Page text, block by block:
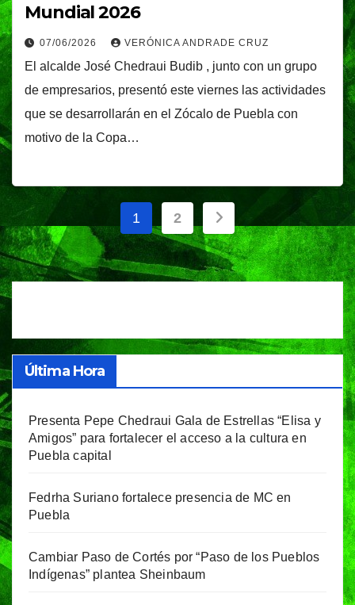
Mundial 2026
07/06/2026 VERÓNICA ANDRADE CRUZ
El alcalde José Chedraui Budib , junto con un grupo
de empresarios, presentó este viernes las actividades
que se desarrollarán en el Zócalo de Puebla con
motivo de la Copa…
Paginación
de
entradas
1 2
Última Hora
Presenta Pepe Chedraui Gala de Estrellas “Elisa y
Amigos” para fortalecer el acceso a la cultura en
Puebla capital
Fedrha Suriano fortalece presencia de MC en
Puebla
Cambiar Paso de Cortés por “Paso de los Pueblos
Indígenas” plantea Sheinbaum